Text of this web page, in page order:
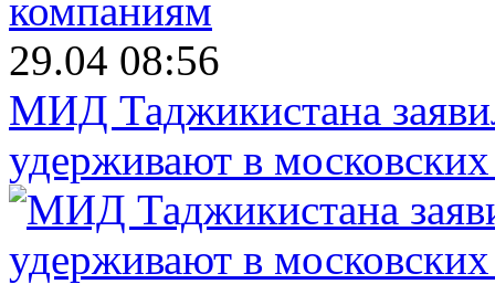
29.04 08:56
МИД Таджикистана
удерживают в